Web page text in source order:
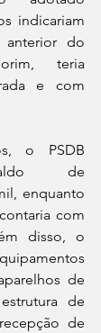
indicariam
do
teria
e com
o PSDB
de
enquanto
com
disso, o
de
de
de